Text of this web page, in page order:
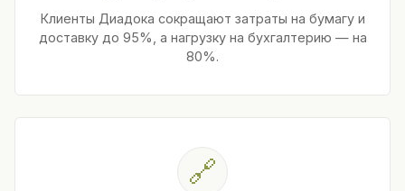
Клиенты Диадока сокращают затраты на бумагу и
доставку до 95%, а нагрузку на бухгалтерию — на
80%.
🔗